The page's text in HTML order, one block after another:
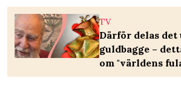
TV
Därför delas det
guldbagge –
om "världens